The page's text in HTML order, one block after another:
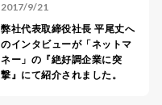
2017/9/21
弊社代表取締役社長 平尾丈へ
のインタビューが「ネットマ
ネー」の『絶好調企業に突
撃』にて紹介されました。